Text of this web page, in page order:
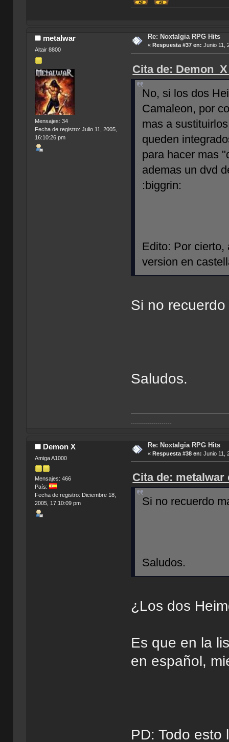
metalwar
Altair 8800
Mensajes: 34
Fecha de registro: Julio 11, 2005,
16:10:26 pm
Re: Noxtalgia RPG Hits
« Respuesta #37 en: Junio 11,
Cita de:
No, si los dos
Camaleon, por
mas a
queden
para hacer mas
ademas un dvd
:biggrin:
Edito: Por cierto,
version en
Si no
Saludos.
--------------------
Demon X
Amiga A1000
Mensajes: 466
País:
Fecha de registro: Diciembre 18,
2005, 17:10:09 pm
Re: Noxtalgia RPG Hits
« Respuesta #38 en: Junio 11,
Cita de: metalwar
Si no recuerdo
Saludos.
¿Los dos
Es que en la
en español,
PD: Todo